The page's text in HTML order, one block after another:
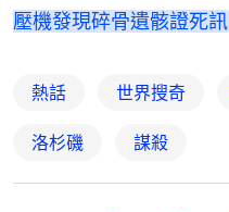
壓機發現碎骨遺骸證死訊
熱話 世界搜奇
洛杉磯 謀殺